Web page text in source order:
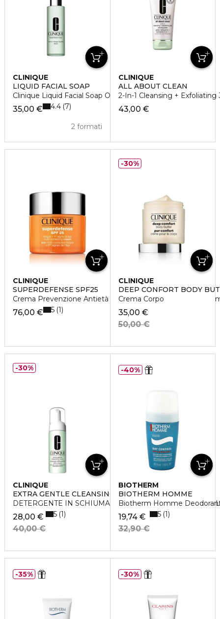
CLINIQUE
LIQUID FACIAL SOAP
Clinique Liquid Facial Soap Oily Skin
35,00 €
2 formati
4.4 7
CLINIQUE
ALL ABOUT CLEAN
2-In-1 Cleansing + Exfoliating
43,00 €
CLINIQUE
SUPERDEFENSE SPF25
Crema Prevenzione Antietà + Anti-Fatica 1/2 da Arida a
76,00 € 5 1
CLINIQUE
DEEP CONFORT BODY
Crema Corpo
35,00 €
50,00 €
30%
CLINIQUE
EXTRA GENTLE CLEANSING FOAM
DETERGENTE IN SCHIUMA PER PELLI ARIDE E
28,00 €
40,00 €
5 1
30%
BIOTHERM
BIOTHERM HOMME
Biotherm Homme
19,74 €
32,90 €
5 1
40%
35% 30%